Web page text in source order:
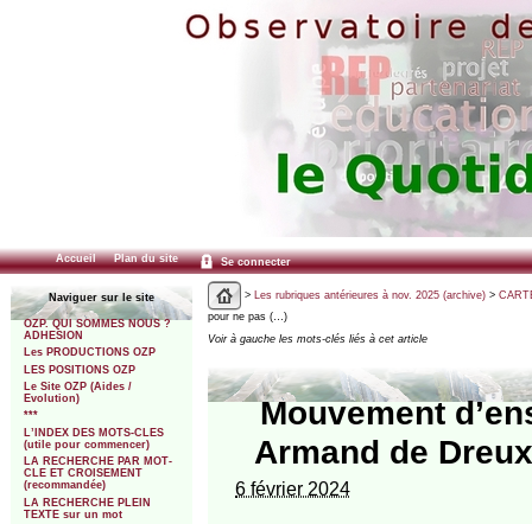
Accueil Plan du site Se connecter
Naviguer sur le site
OZP. QUI SOMMES NOUS ?
ADHESION
Les PRODUCTIONS OZP
LES POSITIONS OZP
Le Site OZP (Aides /
Evolution)
***
L’INDEX DES MOTS-CLES
(utile pour commencer)
LA RECHERCHE PAR MOT-
CLE ET CROISEMENT
(recommandée)
LA RECHERCHE PLEIN
TEXTE sur un mot
> Les rubriques antérieures à nov. 2025 (archive)>
pour ne pas (…)
Voir à gauche les mots-clés liés à cet article
Mouvement
Armand de
6 février 2024